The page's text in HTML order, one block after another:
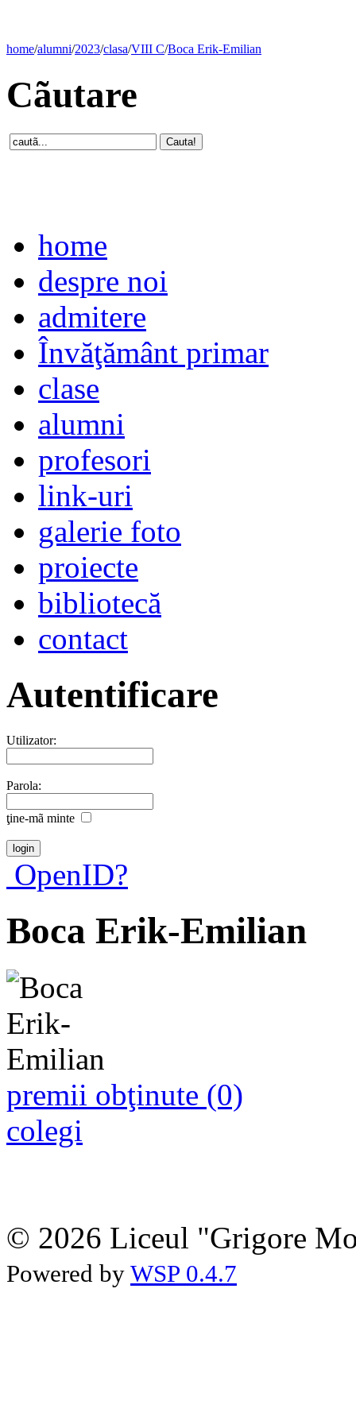
home/alumni/2023/clasa/VIII C/Boca Erik-Emilian
Cãutare
home
despre noi
admitere
Învăţământ primar
clase
alumni
profesori
link-uri
galerie foto
proiecte
bibliotecă
contact
Autentificare
Utilizator:
Parola:
ţine-mã minte
OpenID?
Boca Erik-Emilian
premii obţinute (0)
colegi
© 2026 Liceul "Grigore
Powered by WSP 0.4.7